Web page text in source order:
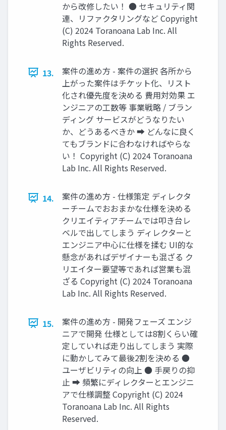
から改修したい！ ● セキュリティ関
連、リファクタリングなど Copyright
(C) 2024 Toranoana Lab Inc. All
Rights Reserved.
13.
案件の進め方 - 案件の選択 各所から
上がった案件はチケット化、リスト
化され優先度を決める 費用対効果 エ
ンジニアの工数等 事業戦略 / ブラン
ディング サービスがどうなりたい
か、どうあるべきか ➡ どんなに良く
てもブランドに合わなければやらな
い！ Copyright (C) 2024 Toranoana
Lab Inc. All Rights Reserved.
14.
案件の進め方 - 仕様策定 ディレクタ
ーチームでおおまかな仕様を決める
クリエイティアチームでは叩き台レ
ベルで出してしまう ディレクターと
エンジニア中心に仕様を揉む UI的な
懸念があればデザイナーも混ざる ク
リエイター要望等であれば営業も混
ざる Copyright (C) 2024 Toranoana
Lab Inc. All Rights Reserved.
15.
案件の進め方 - 開発フェーズ エンジ
ニアで開発 仕様としては8割くらい確
定していれば走り出してしまう 実際
に動かしてみて最後2割を決める ●
ユーザビリティの向上 ● 手戻りの抑
止 ➡ 頻繁にディレクターとエンジニ
アで仕様調整 Copyright (C) 2024
Toranoana Lab Inc. All Rights
Reserved.